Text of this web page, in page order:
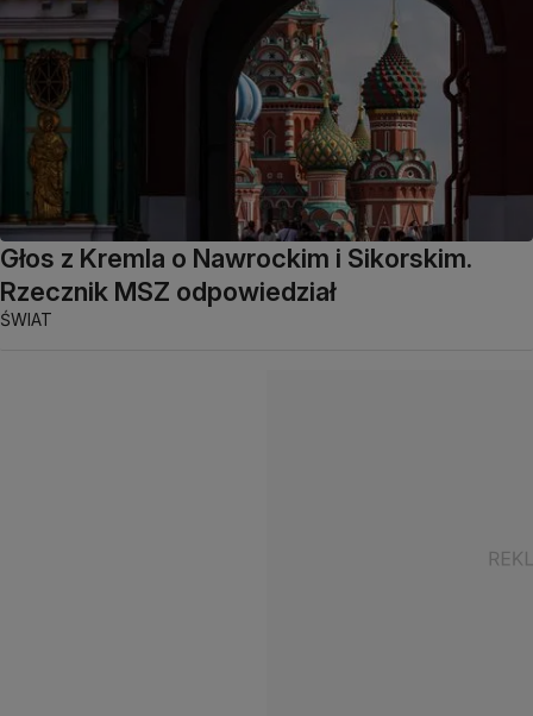
Głos z Kremla o Nawrockim i Sikorskim.
Rzecznik MSZ odpowiedział
ŚWIAT